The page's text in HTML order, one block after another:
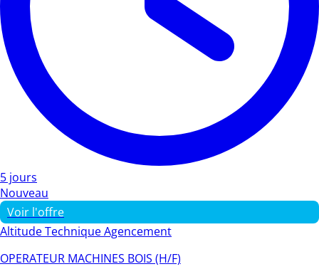
5 jours
Nouveau
Voir l'offre
Altitude Technique Agencement
OPERATEUR MACHINES BOIS (H/F)